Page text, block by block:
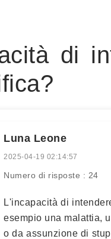
di
Luna Leone
2025-04-19 02:14:57
Numero di risposte : 24
L'incapacità di
esempio una malattia,
o da assunzione di